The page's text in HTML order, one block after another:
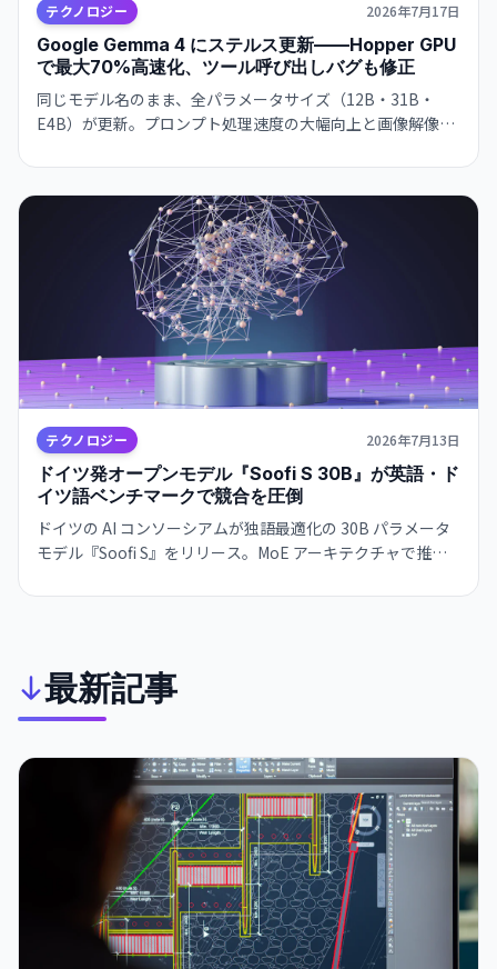
テクノロジー 2026年7月17日
Google Gemma 4 にステルス更新——Hopper GPU
で最大70%高速化、ツール呼び出しバグも修正
同じモデル名のまま、全パラメータサイズ（12B・31B・
E4B）が更新。プロンプト処理速度の大幅向上と画像解像度
テクノロジー 2026年7月13日
ドイツ発オープンモデル『Soofi S 30B』が英語・ド
イツ語ベンチマークで競合を圧倒
ドイツの AI コンソーシアムが独語最適化の 30B パラメータ
モデル『Soofi S』をリリース。MoE アーキテクチャで推論
プンモデルを上回った。
最新記事